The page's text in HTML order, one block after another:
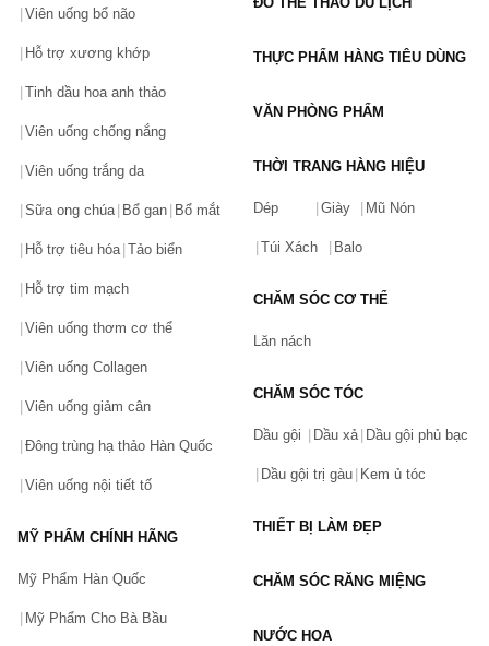
Viên uống bổ não
Hỗ trợ xương khớp
Tinh dầu hoa anh thảo
Viên uống chống nắng
Viên uống trắng da
Sữa ong chúa Bổ gan Bổ mắt
Hỗ trợ tiêu hóa Tảo biển
Hỗ trợ tim mạch
Viên uống thơm cơ thể
Viên uống Collagen
Viên uống giảm cân
Đông trùng hạ thảo Hàn Quốc
Viên uống nội tiết tố
MỸ PHẨM CHÍNH HÃNG
Mỹ Phẩm Hàn Quốc
Mỹ Phẩm Cho Bà Bầu
THỰC PHẨM HÀNG TIÊU DÙNG
VĂN PHÒNG PHẨM
THỜI TRANG HÀNG HIỆU
Dép Giày Mũ Nón
Túi Xách Balo
CHĂM SÓC CƠ THỂ
Lăn nách
CHĂM SÓC TÓC
Dầu gội Dầu xả Dầu gội phủ bạc
Dầu gội trị gàu Kem ủ tóc
THIẾT BỊ LÀM ĐẸP
CHĂM SÓC RĂNG MIỆNG
NƯỚC HOA